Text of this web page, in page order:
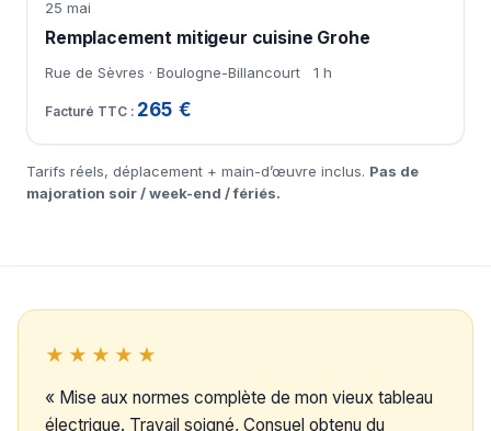
25 mai
Remplacement mitigeur cuisine Grohe
Rue de Sèvres · Boulogne-Billancourt 1 h
265 €
Tarifs réels, déplacement + main-d’œuvre inclus. Pas de
majoration soir / week-end / fériés.
★★★★★
« Mise aux normes complète de mon vieux tableau
électrique. Travail soigné, Consuel obtenu du